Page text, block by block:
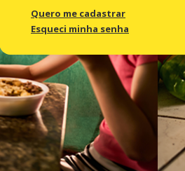
Quero me cadastrar
Esqueci minha senha